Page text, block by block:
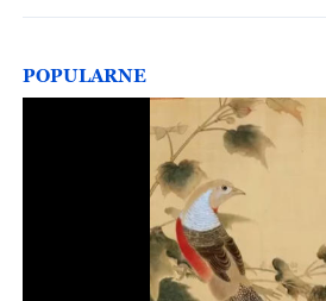
POPULARNE